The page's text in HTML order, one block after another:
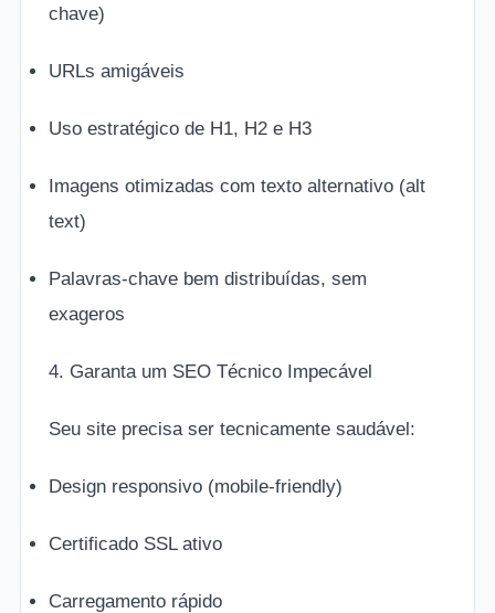
chave)
URLs amigáveis
Uso estratégico de H1, H2 e H3
Imagens otimizadas com texto alternativo (alt
text)
Palavras-chave bem distribuídas, sem
exageros
4. Garanta um SEO Técnico Impecável
Seu site precisa ser tecnicamente saudável:
Design responsivo (mobile-friendly)
Certificado SSL ativo
Carregamento rápido